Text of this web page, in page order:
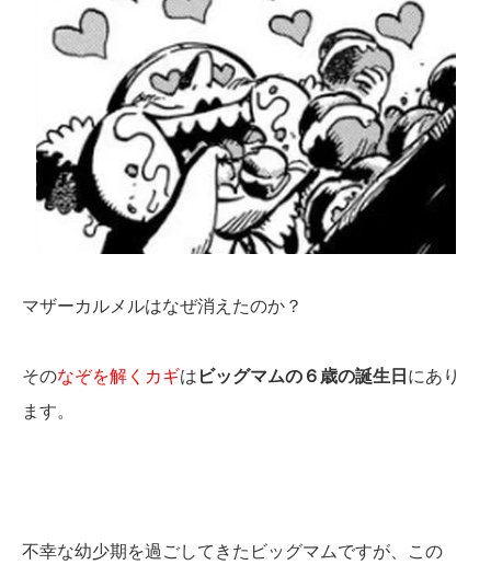
マザーカルメルはなぜ消えたのか？
そのなぞを解くカギは ビッグマムの６歳の誕生日 にあり
ます。
不幸な幼少期を過ごしてきたビッグマムですが、この